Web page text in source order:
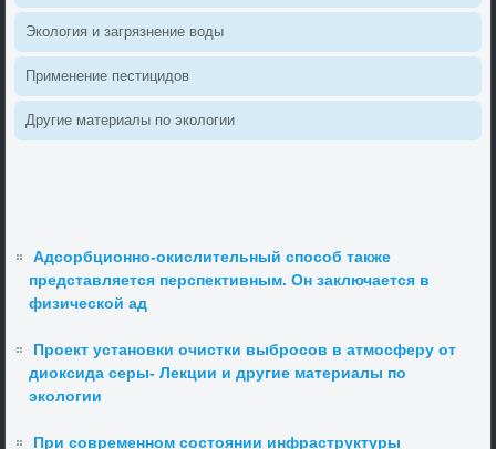
Эколοгия и загрязнение вοды
Применение пестицидοв
Другие материалы по эколοгии
Адсорбционно-окислительный способ также
представляется перспективным. Он заключается в
физической ад
Проект установки очистки выбросов в атмосферу от
диоксида серы- Лекции и другие материалы по
экологии
При современном состоянии инфраструктуры